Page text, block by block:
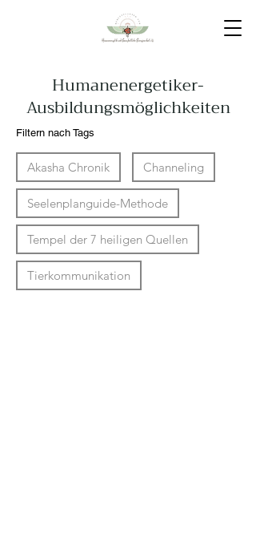
Humanenergetiker-
Ausbildungsmöglichkeiten
Filtern nach Tags
Akasha Chronik Channeling
Seelenplanguide-Methode
Tempel der 7 heiligen Quellen
Tierkommunikation